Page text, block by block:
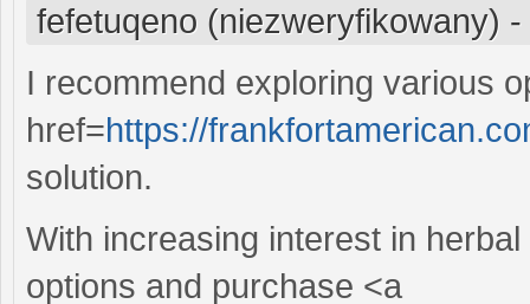
fefetuqeno (niezweryfikowany) -
I recommend exploring various
href=https://
solution.
With increasing interest in
options and purchase <a